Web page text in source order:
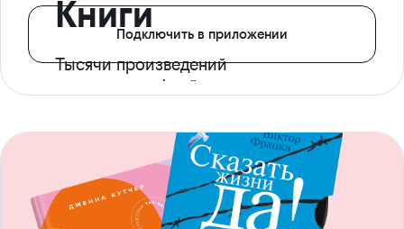
Книги
Тысячи произведений
с доступом офлайн
Подключить в приложении